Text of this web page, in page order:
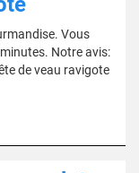
Vous
Notre avis:
de veau ravigote